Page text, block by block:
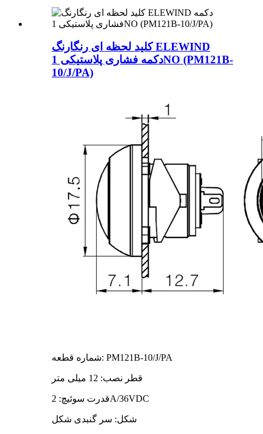
کلید لحظه ای رنگارنگ ELEWIND
دکمه فشاری پلاستیکی 1NO (PM121B-
10/J/PA)
شماره قطعه: PM121B-10/J/PA
قطر نصب: 12 میلی متر
قدرت سوئیچ: 2A/36VDC
شکل: سر گنبدی شکل